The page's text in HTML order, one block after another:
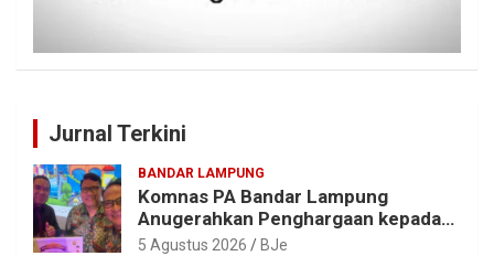
Jurnal Terkini
BANDAR LAMPUNG
Komnas PA Bandar Lampung
Anugerahkan Penghargaan kepada
Kombes Pol. Alfret Jacob Tilukay
5 Agustus 2026 BJe